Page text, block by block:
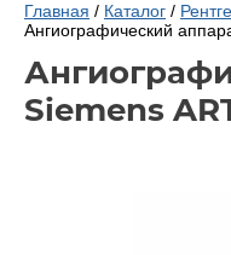
Главная / Каталог /
Ангиографический
Siemens